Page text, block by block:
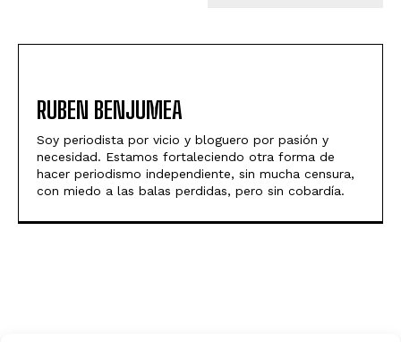
RUBEN BENJUMEA
Soy periodista por vicio y bloguero por pasión y
necesidad. Estamos fortaleciendo otra forma de
hacer periodismo independiente, sin mucha censura,
con miedo a las balas perdidas, pero sin cobardía.